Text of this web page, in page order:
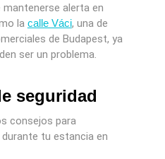
alerta en
la calle Váci, una de
de Budapest, ya
ser un problema.
seguridad
consejos para
tu estancia en